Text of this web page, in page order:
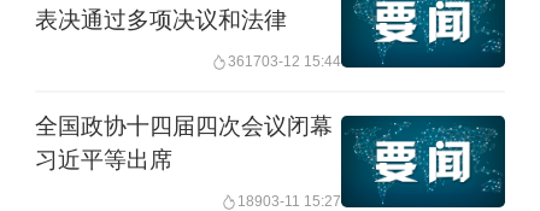
表决通过多项决议和法律
361703-12 15:44
全国政协十四届四次会议闭幕
习近平等出席
18903-11 15:27